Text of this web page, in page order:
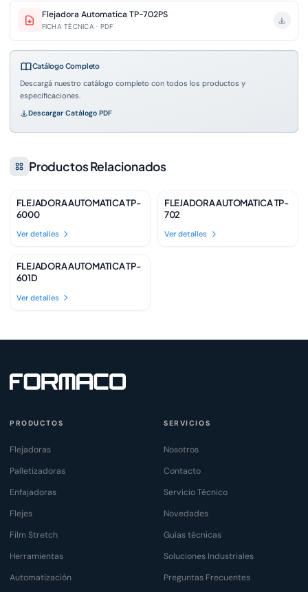
Flejadora Automatica TP-702PS
FICHA TÉCNICA · PDF
Catálogo Completo
Descargá nuestro catálogo completo con todos los productos y
especificaciones.
Descargar Catálogo PDF
Productos Relacionados
Disponible
FLEJADORA AUTOMATICA TP-
6000
Ver detalles
Disponible
FLEJADORA AUTOMATICA TP-
702
Ver detalles
Disponible
FLEJADORA AUTOMATICA TP-
601D
Ver detalles
PRODUCTOS
Flejadoras
Palletizadoras
Enfajadoras
Flejes
Film Stretch
Herramientas
Automatización
SERVICIOS
Nosotros
Contacto
Servicio Técnico
Novedades
Guías técnicas
Soluciones Industriales
Preguntas Frecuentes